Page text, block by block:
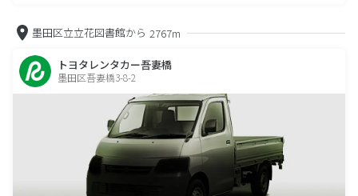
墨田区立立花図書館から 2767m
トヨタレンタカー吾妻橋
墨田区吾妻橋3-8-2